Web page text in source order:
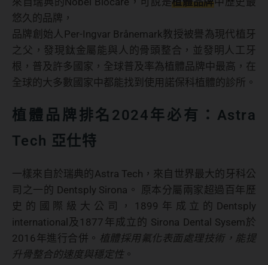
悠久的品牌，
品牌創始人Per-Ingvar Brånemark教授被譽為現代植牙
之父，發現鈦金屬能與人的骨頭整合，並發明人工牙
根，普及許多國家，全球普及率為植體品牌中最高，在
全球的大多數國家中都能找到使用諾保科植體的診所。
植體品牌排名2024年必有：Astra
Tech 亞仕特
一樣來自於瑞典的Astra Tech，來自世界最大的牙科公
司之一的 Dentsply Sirona。 原本分屬兩家超過百年歷
史的國際級大公司，1899年成立的Dentsply
international及1877年成立的 Sirona Dental Sysem於
2016年進行合併。 植體採用氟化表面處理技術，能提
升骨整合的速度與穩定性 。